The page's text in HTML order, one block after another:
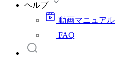
ヘルプ
動画マニュアル
FAQ